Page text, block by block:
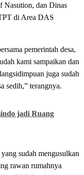
Nasution, dan Dinas
di Area DAS
pemerintah desa,
kami sampaikan dan
juga sudah
sedih,” terangnya.
jadi Ruang
sudah mengusulkan
rawan rumahnya